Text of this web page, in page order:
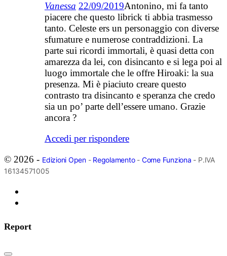
Vanessa 22/09/2019Antonino, mi fa tanto
piacere che questo librick ti abbia trasmesso
tanto. Celeste ers un personaggio con diverse
sfumature e numerose contraddizioni. La
parte sui ricordi immortali, è quasi detta con
amarezza da lei, con disincanto e si lega poi al
luogo immortale che le offre Hiroaki: la sua
presenza. Mi è piaciuto creare questo
contrasto tra disincanto e speranza che credo
sia un po’ parte dell’essere umano. Grazie
ancora ?
Accedi per rispondere
© 2026 - Edizioni Open- Regolamento- Come Funziona - P.IVA
16134571005
Report